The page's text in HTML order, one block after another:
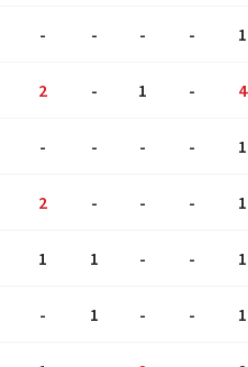
- - - - 1
2 - 1 - 4
- - - - 1
2 - - - 1
1 1 - - 1
- 1 - - 1